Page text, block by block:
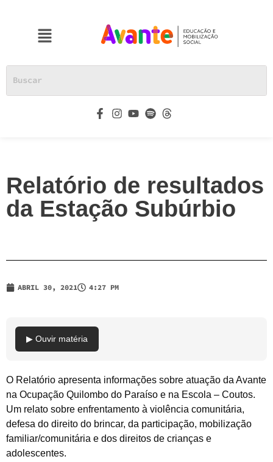
Relatório de resultados
da Estação Subúrbio
ABRIL 30, 2021 4:27 PM
▶ Ouvir matéria
O Relatório apresenta informações sobre atuação da Avante
na Ocupação Quilombo do Paraíso e na Escola – Coutos.
Um relato sobre enfrentamento à violência comunitária,
defesa do direito do brincar, da participação, mobilização
familiar/comunitária e dos direitos de crianças e
adolescentes.